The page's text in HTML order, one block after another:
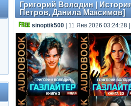
Григорий Володин |
Петров, Данила Максимов]
sinoptik500 | 11 Янв 2026 03:24:28